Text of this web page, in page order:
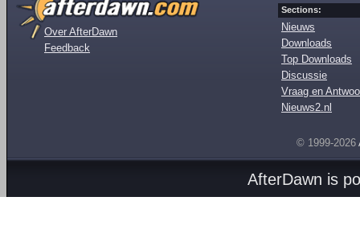
Over AfterDawn
Feedback
Sections:
Nieuws
Downloads
Top Downloads
Discussie
Vraag en
Nieuws2.nl
© 1999-2026
AfterDawn is